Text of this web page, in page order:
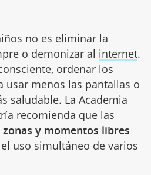
no es eliminar la
o demonizar al internet.
ordenar los
usar menos las pantallas o
saludable. La Academia
recomienda que las
zonas y momentos libres
uso simultáneo de varios